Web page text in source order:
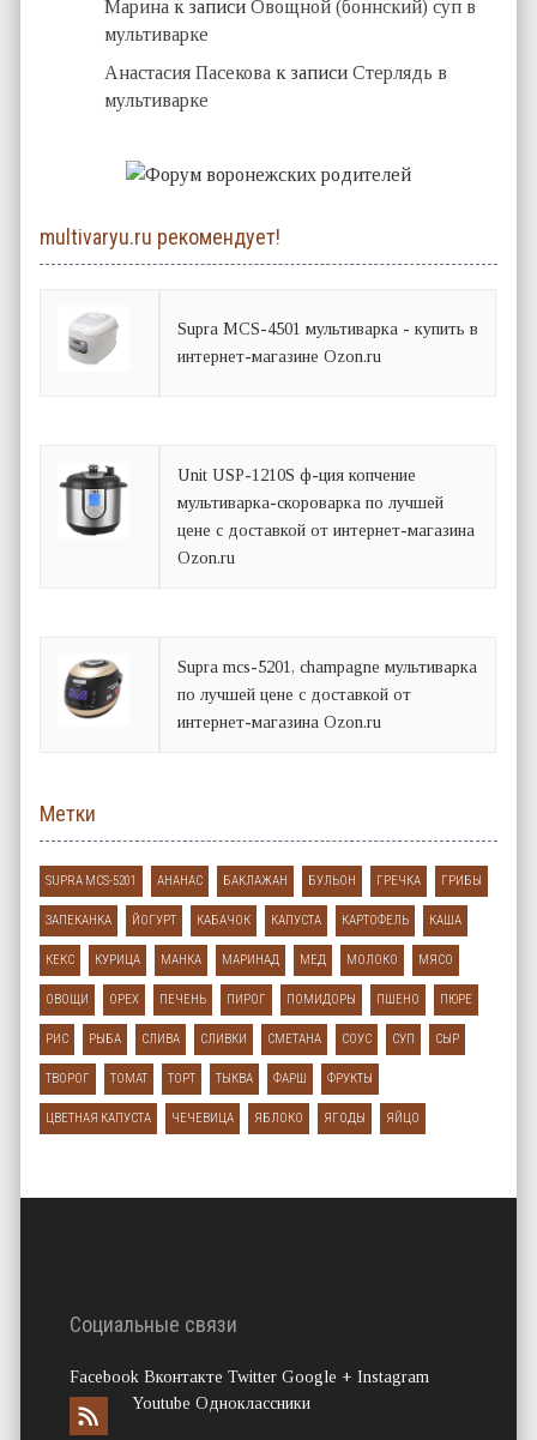
Марина к записиОвощной (боннский) суп в
мультиварке
Анастасия Пасекова к записиСтерлядь в
мультиварке
multivaryu.ru рекомендует!
Supra MCS-4501 мультиварка - купить в
интернет-магазине Ozon.ru
Unit USP-1210S ф-ция копчение
мультиварка-скороварка по лучшей
цене с доставкой от интернет-магазина
Ozon.ru
Supra mcs-5201, champagne мультиварка
по лучшей цене с доставкой от
интернет-магазина Ozon.ru
Метки
SUPRA MCS-5201 АНАНАС БАКЛАЖАН БУЛЬОН ГРЕЧКА ГРИБЫ
ЗАПЕКАНКА ЙОГУРТ КАБАЧОК КАПУСТА КАРТОФЕЛЬ КАША
КЕКС КУРИЦА МАНКА МАРИНАД МЕД МОЛОКО МЯСО
ОВОЩИ ОРЕХ ПЕЧЕНЬ ПИРОГ ПОМИДОРЫ ПШЕНО ПЮРЕ
РИС РЫБА СЛИВА СЛИВКИ СМЕТАНА СОУС СУП СЫР
ТВОРОГ ТОМАТ ТОРТ ТЫКВА ФАРШ ФРУКТЫ
ЦВЕТНАЯ КАПУСТА ЧЕЧЕВИЦА ЯБЛОКО ЯГОДЫ ЯЙЦО
Социальные связи
Facebook Вконтакте Twitter Google + Instagram
Youtube Одноклассники